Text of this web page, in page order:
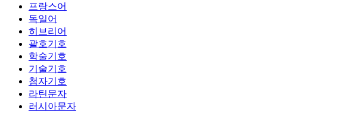
프랑스어
독일어
히브리어
괄호기호
학술기호
기술기호
첨자기호
라틴문자
러시아문자